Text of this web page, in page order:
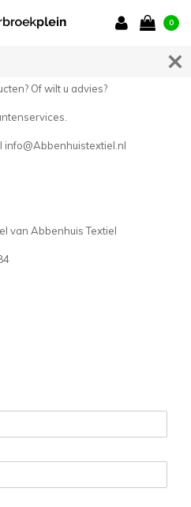
0
Of wilt u advies?
info@Abbenhuistextiel.nl
van Abbenhuis Textiel